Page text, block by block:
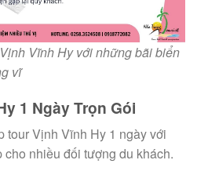
Vĩnh Hy với những bãi biển
vĩ
1 Ngày Trọn Gói
tour Vịnh Vĩnh Hy 1 ngày với
nhiều đối tượng du khách.